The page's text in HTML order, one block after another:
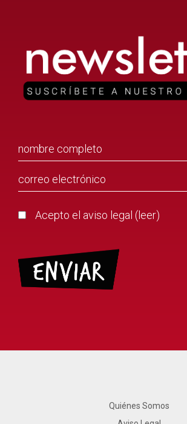
Acepto el aviso legal ( leer)
Quiénes Somos